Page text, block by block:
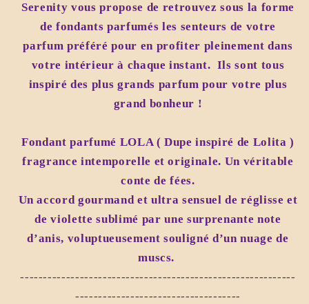
Serenity vous propose de retrouvez sous la forme
de fondants parfumés les senteurs de votre
parfum préféré pour en profiter pleinement dans
votre intérieur à chaque instant. Ils sont tous
inspiré des plus grands parfum pour votre plus
grand bonheur !
Fondant parfumé LOLA ( Dupe inspiré de Lolita )
fragrance intemporelle et originale. Un véritable
conte de fées.
Un accord gourmand et ultra sensuel de réglisse et
de violette sublimé par une surprenante note
d’anis, voluptueusement souligné d’un nuage de
muscs.
------------------------------------------------------------
------------------------------------